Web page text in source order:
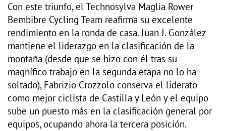
Con este triunfo, el Technosylva Maglia Rower
Bembibre Cycling Team reafirma su excelente
rendimiento en la ronda de casa. Juan J. González
mantiene el liderazgo en la clasificación de la
montaña (desde que se hizo con él tras su
magnífico trabajo en la segunda etapa no lo ha
soltado), Fabrizio Crozzolo conserva el liderato
como mejor ciclista de Castilla y León y el equipo
sube un puesto más en la clasificación general por
equipos, ocupando ahora la tercera posición.